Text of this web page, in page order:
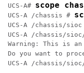
UCS-A# scope
UCS-A /chassis #
UCS-A /chassis/
UCS-A /chassis/
Warning: This is
Do you want to
UCS-A /chassis/